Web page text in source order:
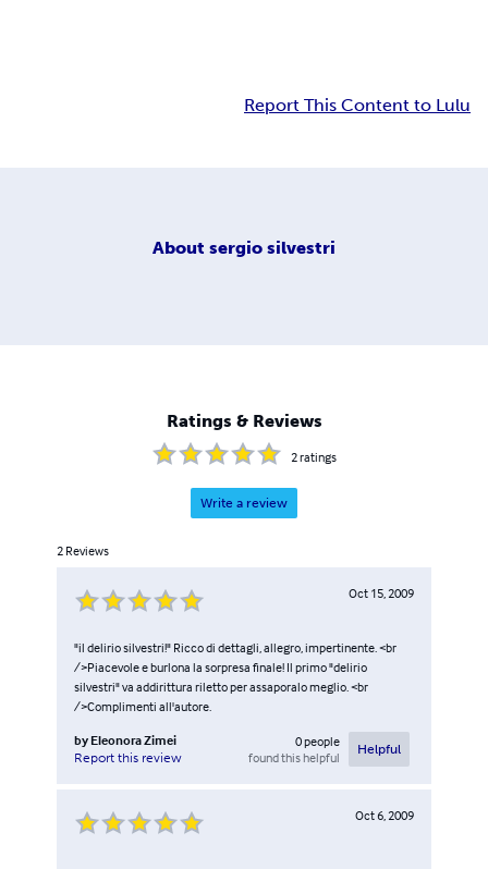
Report This Content to Lulu
About sergio silvestri
Ratings & Reviews
2ratings
Write a review
2 Reviews
Oct 15, 2009
"il delirio silvestri!" Ricco di dettagli, allegro, impertinente. <br
/>Piacevole e burlona la sorpresa finale! Il primo "delirio
silvestri" va addirittura riletto per assaporalo meglio. <br
/>Complimenti all'autore.
by Eleonora Zimei
Report this review
0people
found this helpful
Helpful
Oct 6, 2009